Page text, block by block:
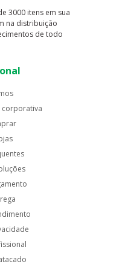
3000 itens em sua
na distribuição
de todo
corporativa